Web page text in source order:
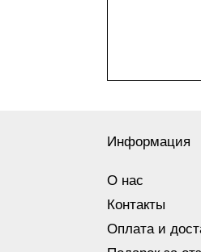
Информация
О нас
Контакты
Оплата и